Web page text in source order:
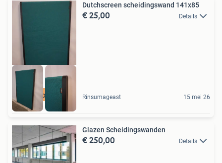
Koopje
Dutchscreen scheidingswand 141x85
€ 25,00 Details
Rinsumageast 15 mei 26
Glazen Scheidingswanden
€ 250,00 Details